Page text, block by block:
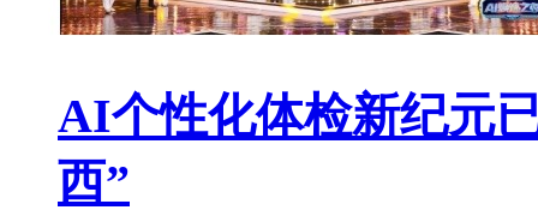
AI个性化体检新纪元
西”